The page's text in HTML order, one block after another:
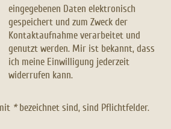
eingegebenen Daten elektronisch
gespeichert und zum Zweck der
Kontaktaufnahme verarbeitet und
genutzt werden. Mir ist bekannt, dass
ich meine Einwilligung jederzeit
widerrufen kann.
*bezeichnet sind, sind Pflichtfelder.